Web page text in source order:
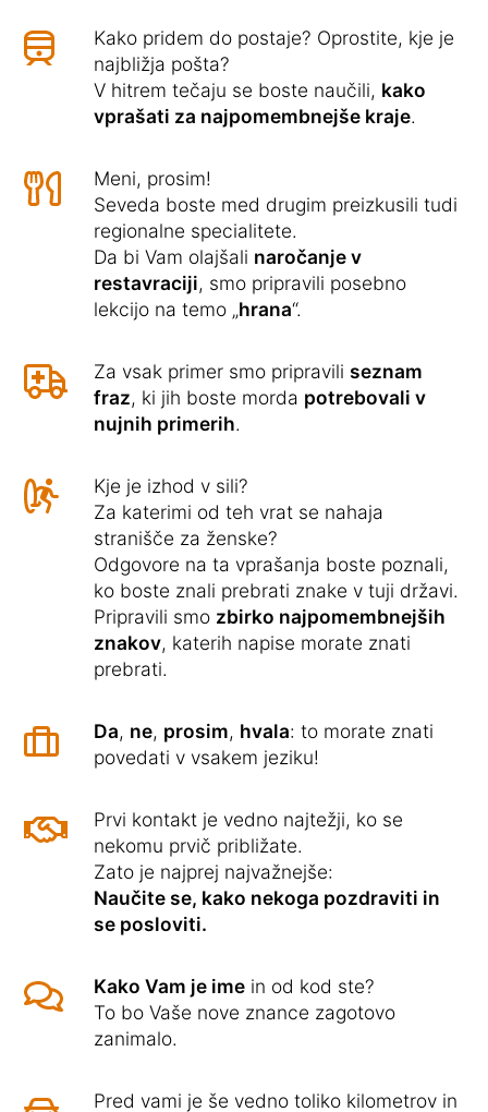
Kako pridem do postaje? Oprostite, kje je
najbližja pošta?
V hitrem tečaju se boste naučili, kako
vprašati za najpomembnejše kraje.
Meni, prosim!
Seveda boste med drugim preizkusili tudi
regionalne specialitete.
Da bi Vam olajšali naročanje v
restavraciji, smo pripravili posebno
lekcijo na temo „hrana“.
Za vsak primer smo pripravili seznam
fraz, ki jih boste morda potrebovali v
nujnih primerih.
Kje je izhod v sili?
Za katerimi od teh vrat se nahaja
stranišče za ženske?
Odgovore na ta vprašanja boste poznali,
ko boste znali prebrati znake v tuji državi.
Pripravili smo zbirko najpomembnejših
znakov, katerih napise morate znati
prebrati.
Da, ne, prosim, hvala: to morate znati
povedati v vsakem jeziku!
Prvi kontakt je vedno najtežji, ko se
nekomu prvič približate.
Zato je najprej najvažnejše:
Naučite se, kako nekoga pozdraviti in
se posloviti.
Kako Vam je ime in od kod ste?
To bo Vaše nove znance zagotovo
zanimalo.
Pred vami je še vedno toliko kilometrov in